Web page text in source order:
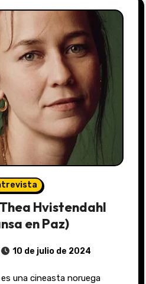
Hvistendahl
en Paz)
10 de julio de 2024